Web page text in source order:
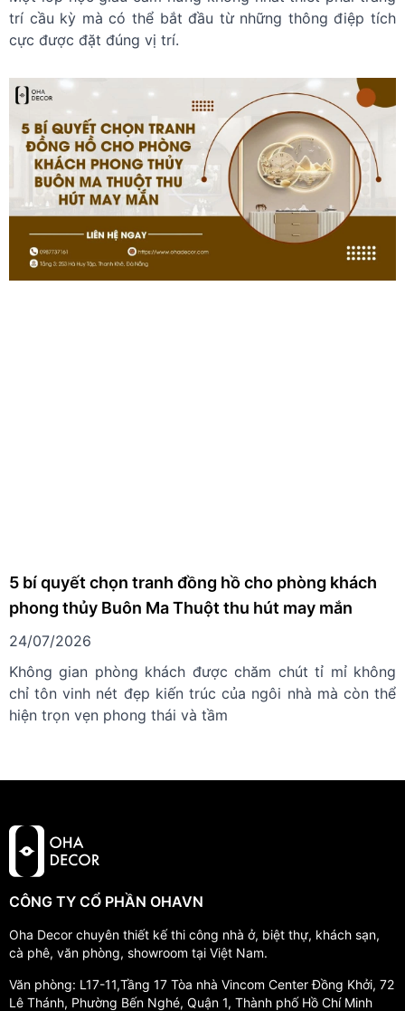
trí cầu kỳ mà có thể bắt đầu từ những thông điệp tích
cực được đặt đúng vị trí.
5 bí quyết chọn tranh đồng hồ cho phòng khách
phong thủy Buôn Ma Thuột thu hút may mắn
24/07/2026
Không gian phòng khách được chăm chút tỉ mỉ không
chỉ tôn vinh nét đẹp kiến trúc của ngôi nhà mà còn thể
hiện trọn vẹn phong thái và tầm
CÔNG TY CỔ PHẦN OHAVN
Oha Decor chuyên thiết kế thi công nhà ở, biệt thự, khách sạn,
cà phê, văn phòng, showroom tại Việt Nam.
Văn phòng: L17-11,Tầng 17 Tòa nhà Vincom Center Đồng Khởi, 72
Lê Thánh, Phường Bến Nghé, Quận 1, Thành phố Hồ Chí Minh